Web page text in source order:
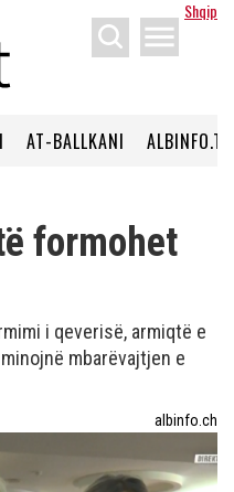
Shqip
menu
AT-BALLKANI ALBINFO.TV
formohet
i qeverisë, armiqtë e
mbarëvajtjen e
albinfo.ch